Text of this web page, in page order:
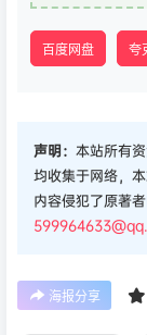
百度网盘 夸
声明： 本站所有
均收集于网络，
内容侵犯了原著
海报分享